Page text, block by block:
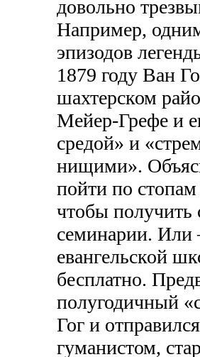
довольно
Например,
эпизодов
1879 году Ван
шахтерском
Мейер-Грефе и
средой» и
нищими».
пойти по
чтобы получить
семинарии. Или
евангельской
бесплатно.
полугодичный
Гог и
гуманистом,